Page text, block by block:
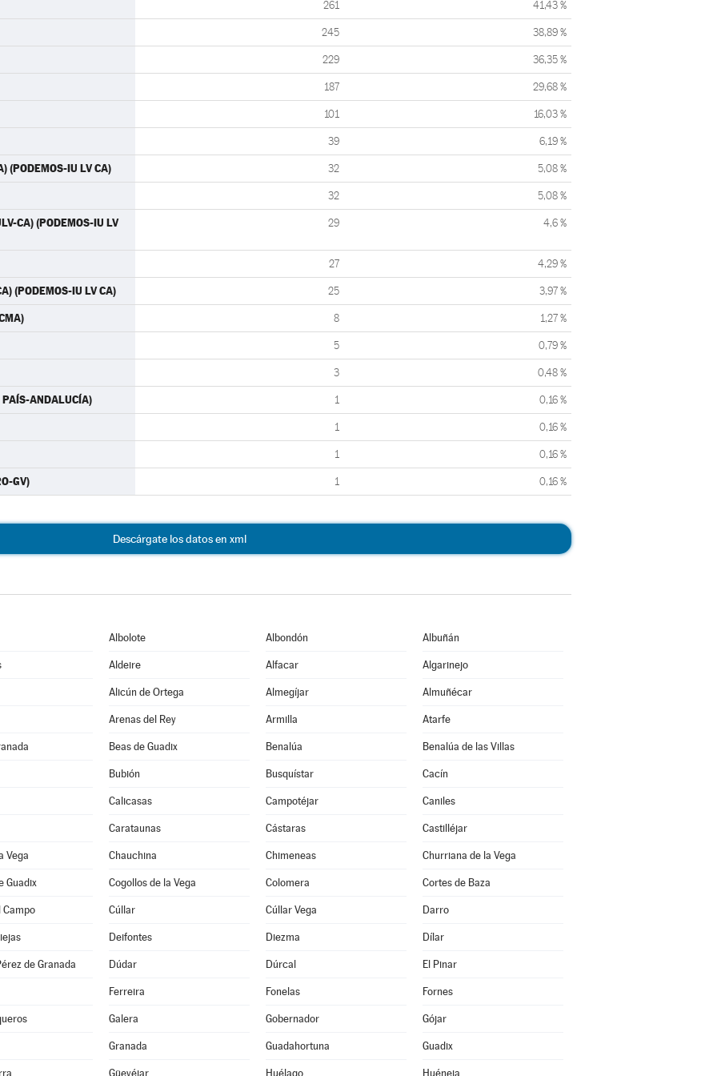
261 41,43 %
245 38,89 %
229 36,35 %
187 29,68 %
101 16,03 %
39 6,19 %
(PODEMOS-IU LV CA) 32 5,08 %
32 5,08 %
CA) (PODEMOS-IU LV 29 4,6 %
27 4,29 %
(PODEMOS-IU LV CA) 25 3,97 %
8 1,27 %
5 0,79 %
3 0,48 %
ANDALUCÍA) 1 0,16 %
1 0,16 %
1 0,16 %
GV) 1 0,16 %
Descárgate los datos en xml
Albolote Albondón Albuñán
Aldeire Alfacar Algarinejo
Alicún de Ortega Almegíjar Almuñécar
Arenas del Rey Armilla Atarfe
Beas de Guadix Benalúa Benalúa de las Villas
Bubión Busquístar Cacín
Calicasas Campotéjar Caniles
Carataunas Cástaras Castilléjar
Vega Chauchina Chimeneas Churriana de la Vega
Guadix Cogollos de la Vega Colomera Cortes de Baza
Campo Cúllar Cúllar Vega Darro
Deifontes Diezma Dílar
de Granada Dúdar Dúrcal El Pinar
Ferreira Fonelas Fornes
Galera Gobernador Gójar
Granada Guadahortuna Guadix
Güevéjar Huélago Huéneja